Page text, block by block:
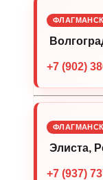
+7 (902)
Элиста,
+7 (937)